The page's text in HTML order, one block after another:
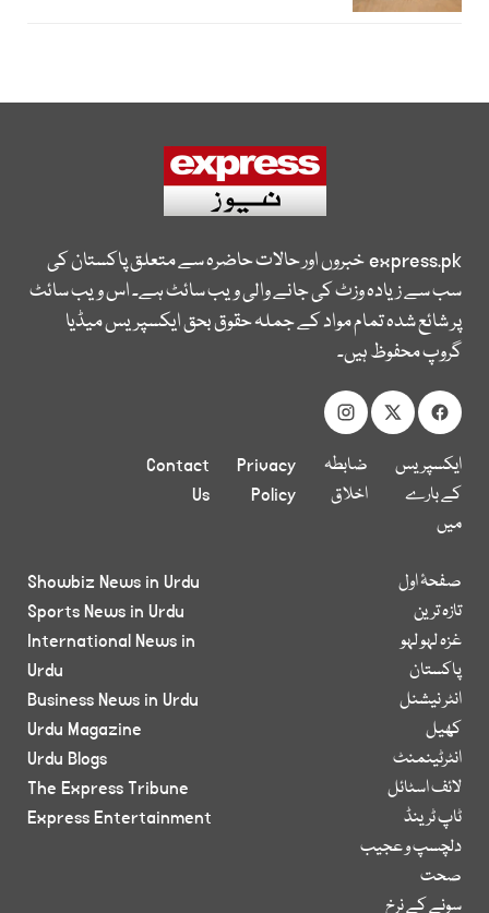
express.pkخبروں اور حالات حاضرہ سے متعلق پاکستان کی
سب سے زیادہ وزٹ کی جانے والی ویب سائٹ ہے۔ اس ویب سائٹ
پر شائع شدہ تمام مواد کے جملہ حقوق بحق ایکسپریس میڈیا
گروپ محفوظ ہیں۔
ایکسپریس
کے بارے
میں
ضابطہ
اخلاق
Privacy
Policy
Contact
Us
صفحۂ اول
تازہ ترین
غزہ لہو لہو
پاکستان
انٹر نیشنل
کھیل
انٹرٹینمنٹ
لائف اسٹائل
ٹاپ ٹرینڈ
دلچسپ و عجیب
صحت
سونے کے نرخ
Showbiz News in Urdu
Sports News in Urdu
International News in
Urdu
Business News in Urdu
Urdu Magazine
Urdu Blogs
The Express Tribune
Express Entertainment